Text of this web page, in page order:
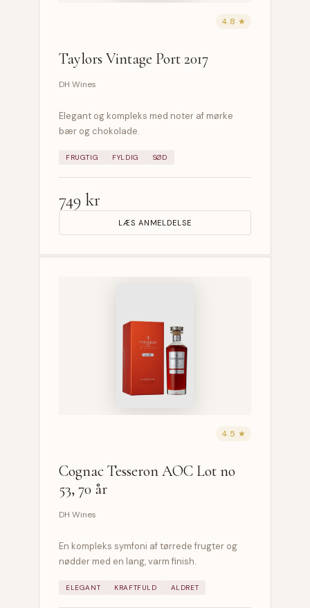
4.8 ★
Taylors Vintage Port 2017
DH Wines
Elegant og kompleks med noter af mørke
bær og chokolade.
FRUGTIG FYLDIG SØD
749 kr
LÆS ANMELDELSE
4.5 ★
Cognac Tesseron AOC Lot no
53, 70 år
DH Wines
En kompleks symfoni af tørrede frugter og
nødder med en lang, varm finish.
ELEGANT KRAFTFULD ALDRET